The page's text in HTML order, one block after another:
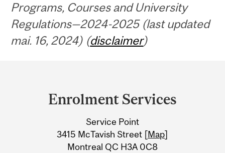
Programs, Courses and University
Regulations—2024-2025 (last updated
mai. 16, 2024) (disclaimer)
Information
Enrolment Services
Service Point
3415 McTavish Street [Map]
Montreal QC H3A 0C8